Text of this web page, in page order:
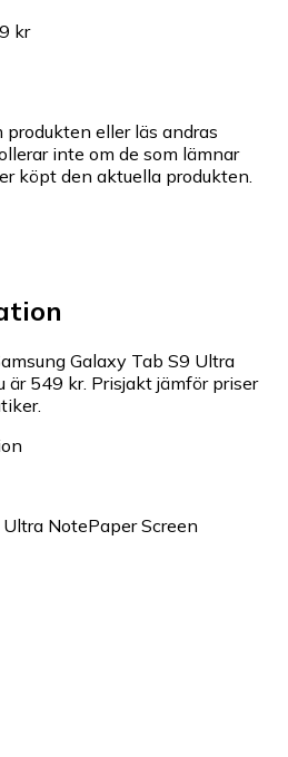
kr
eller läs andras
inte om de som lämnar
köpt den aktuella produkten.
Galaxy Tab S9 Ultra
är 549 kr. Prisjakt jämför priser
NotePaper Screen